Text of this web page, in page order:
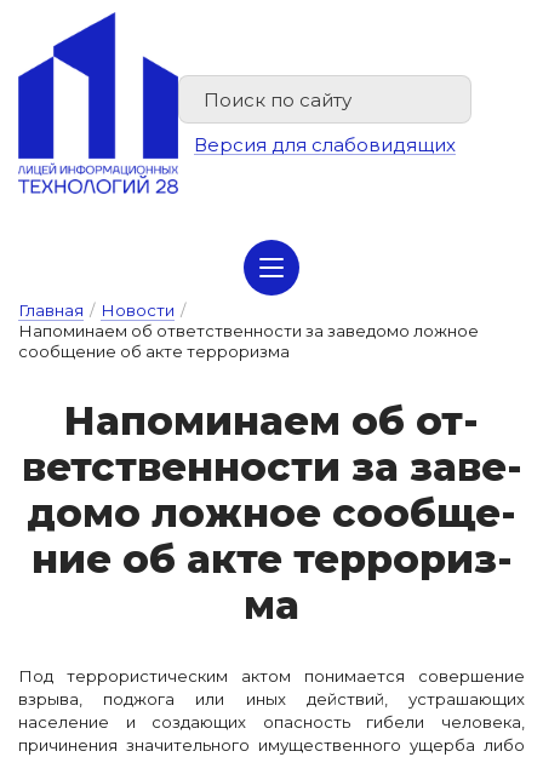
Версия для слабовидящих
Главная / Новости /
Напоминаем об ответственности за заведомо ложное
сообщение об акте терроризма
На­по­ми­на­ем об от­
ветс­твен­ности за за­ве­
до­мо лож­ное со­об­ще­
ние об ак­те тер­ро­риз­
ма
Под террористическим актом понимается совершение
взрыва, поджога или иных действий, устрашающих
население и создающих опасность гибели человека,
причинения значительного имущественного ущерба либо